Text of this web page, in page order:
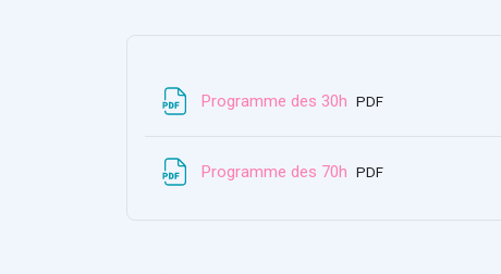
Programme des 30h Bestand
PDF
Programme des 70h Bestand
PDF